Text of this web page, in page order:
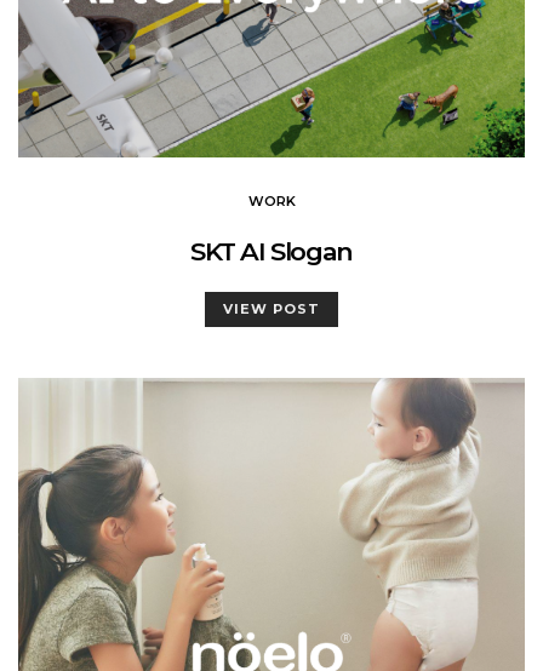
WORK
SKT AI Slogan
VIEW POST